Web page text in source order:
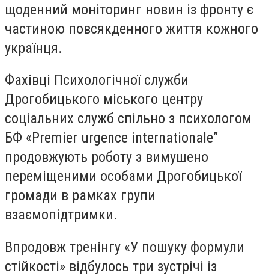
щоденний моніторинг новин із фронту є
частиною повсякденного життя кожного
українця.
Фахівці Психологічної служби
Дрогобицького міського центру
соціальних служб спільно з психологом
БФ «Premier urgence internationale”
продовжують роботу з вимушено
переміщеними особами Дрогобицької
громади в рамках групи
взаємопідтримки.
Впродовж тренінгу «У пошуку формули
стійкості» відбулось три зустрічі із